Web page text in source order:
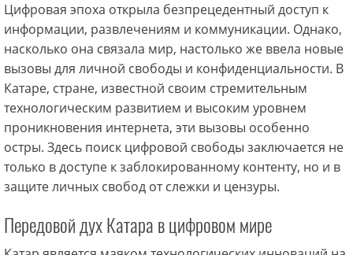
Цифровая эпоха открыла безпрецедентный доступ к
информации, развлечениям и коммуникации. Однако,
насколько она связала мир, настолько же ввела новые
вызовы для личной свободы и конфиденциальности. В
Катаре, стране, известной своим стремительным
технологическим развитием и высоким уровнем
проникновения интернета, эти вызовы особенно
остры. Здесь поиск цифровой свободы заключается не
только в доступе к заблокированному контенту, но и в
защите личных свобод от слежки и цензуры.
Передовой дух Катара в цифровом мире